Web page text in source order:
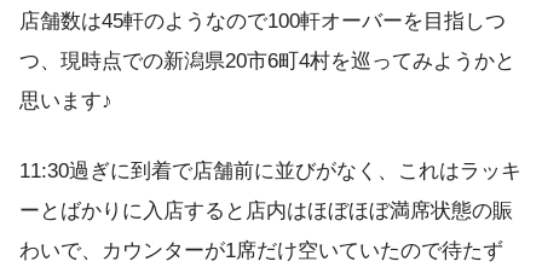
店舗数は45軒のようなので100軒オーバーを目指しつ
つ、現時点での新潟県20市6町4村を巡ってみようかと
思います♪
11:30過ぎに到着で店舗前に並びがなく、これはラッキ
ーとばかりに入店すると店内はほぼほぼ満席状態の賑
わいで、カウンターが1席だけ空いていたので待たず